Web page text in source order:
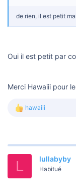
de rien, il est petit
Oui il est petit par
Merci Hawaiii pour
L
é
c
hawaiii
L lullabyby
Habitué